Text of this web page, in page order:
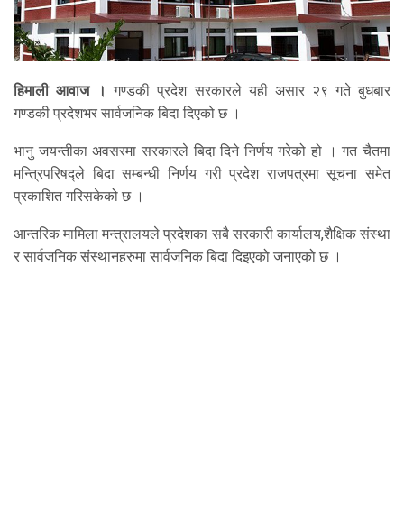
हिमाली आवाज । गण्डकी प्रदेश सरकारले यही असार २९ गते बुधबार
गण्डकी प्रदेशभर सार्वजनिक बिदा दिएको छ ।
भानु जयन्तीका अवसरमा सरकारले बिदा दिने निर्णय गरेको हो । गत चैतमा
मन्त्रिपरिषद्ले बिदा सम्बन्धी निर्णय गरी प्रदेश राजपत्रमा सूचना समेत
प्रकाशित गरिसकेको छ ।
आन्तरिक मामिला मन्त्रालयले प्रदेशका सबै सरकारी कार्यालय,शैक्षिक संस्था
र सार्वजनिक संस्थानहरुमा सार्वजनिक बिदा दिइएको जनाएको छ ।